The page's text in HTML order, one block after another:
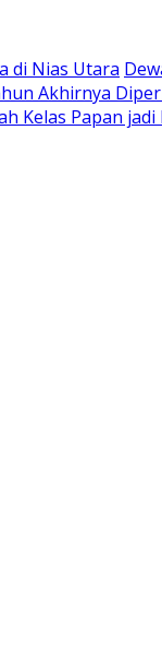
di Nias Utara
Akhirnya
Kelas Papan jadi